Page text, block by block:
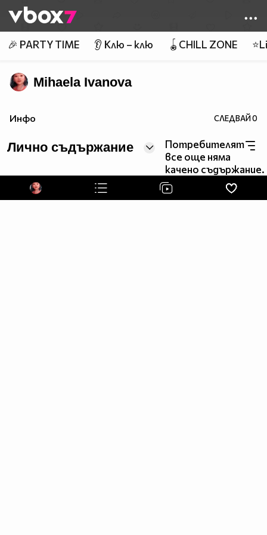
👾
🎉 PARTY TIME 👂 Клю – клю 🪀CHILL ZONE
Mihaela Ivanova
Инфо СЛЕДВАЙ0
Лично съдържание
Потребителят
все още няма
качено съдържание.